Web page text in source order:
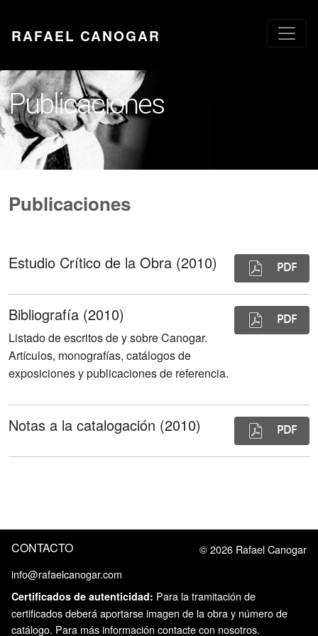
RAFAEL CANOGAR
Publicaciones
Publicaciones
Estudio Crítico de la Obra (2010) PDF
Bibliografía (2010)
Listado de escritos de y sobre Canogar.
Artículos, monografías, catálogos de
exposiciones y publicaciones de referencia.
PDF
Notas a la catalogación (2010) PDF
CONTACTO
info@rafaelcanogar.com
© 2026 Rafael Canogar
Certificados de autenticidad: Para la tramitación de
certificados deberá aportarse imagen de la obra y número de
catálogo. Para más información contacte con nosotros.